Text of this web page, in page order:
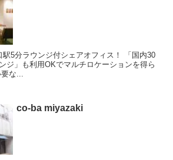
5分ラウンジ付シェアオフィス！ 「国内30
ジ」も利用OKでマルチロケーションを得ら
な...
co-ba miyazaki